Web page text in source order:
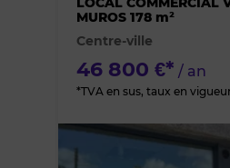
MUROS 178 m²
Centre-ville
46 800 €* / an
*TVA en sus, taux en